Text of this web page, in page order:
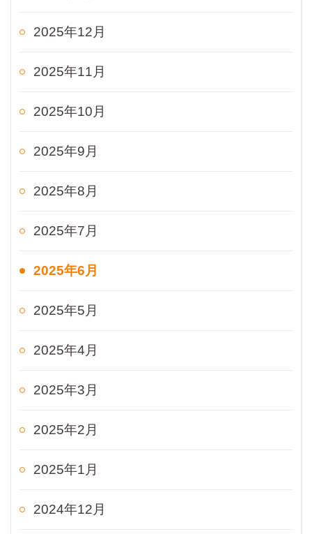
2025年12月
2025年11月
2025年10月
2025年9月
2025年8月
2025年7月
2025年6月
2025年5月
2025年4月
2025年3月
2025年2月
2025年1月
2024年12月